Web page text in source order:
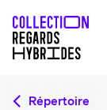
Répertoire